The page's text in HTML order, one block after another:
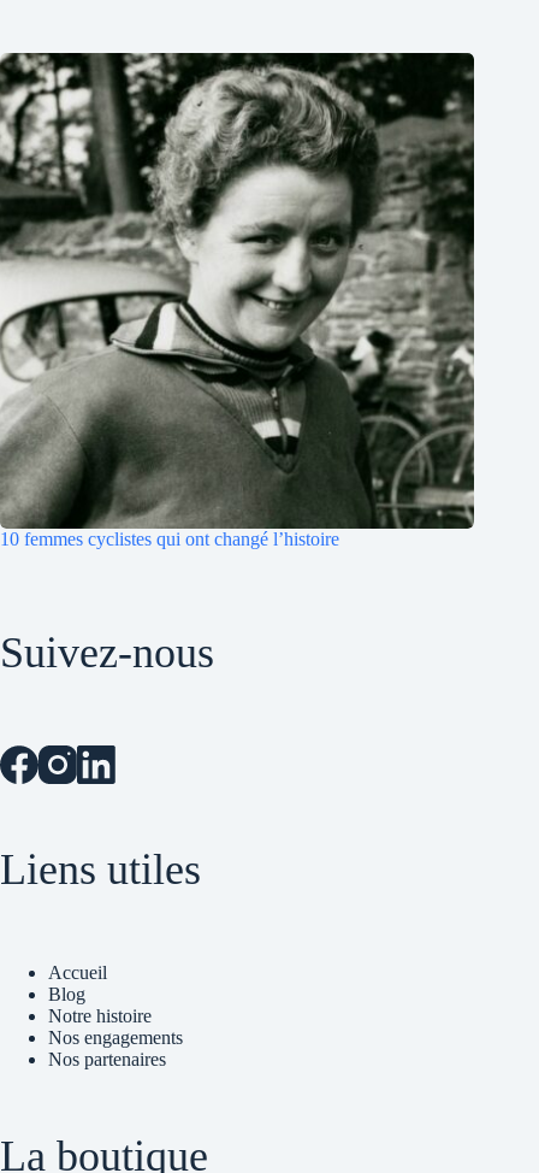
10 femmes cyclistes qui ont changé l’histoire
Suivez-nous
Liens utiles
Accueil
Blog
Notre histoire
Nos engagements
Nos partenaires
La boutique